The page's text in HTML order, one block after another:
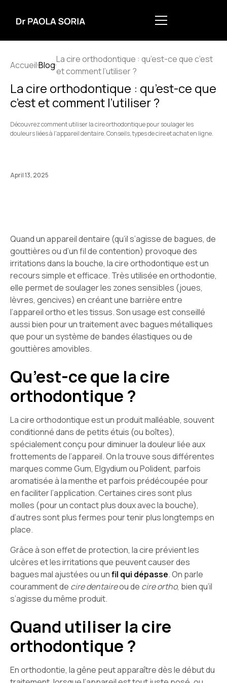
AccueilBlog
La cire orthodontique : qu’est-ce que c’est
et comment l’utiliser ?
La cire orthodontique : qu’est-ce que
c’est et comment l’utiliser ?
Découvrez comment utiliser la cire orthodontique pour soulager les
douleurs liées à l'appareil dentaire. Conseils, types de cire et achat en ligne.
April 13, 2025
Quand un appareil dentaire (qu’il s’agisse de bagues, de
gouttières ou d’un fil de contention) provoque des
irritations dans la bouche, la cire orthodontique est un
recours simple et efficace. Très utilisée en orthodontie,
elle permet de soulager les zones sensibles (joues,
lèvres, gencives) en créant une barrière entre
l’appareil ortho et les tissus. Son usage est conseillé
aussi bien pour un traitement avec bagues métalliques
que pour un système de bandes élastiques ou de
gouttières amovibles.
Qu’est-ce que la cire
orthodontique ?
La cire orthodontique est un produit malléable, souvent
conditionné dans de petits étuis (ou boîtes),
spécialement conçu pour diminuer la douleur liée aux
frottements de l’appareil. On la trouve sous différentes
marques comme Gum, Elgydium ou Polident, parfois
aromatisée à la menthe et parfois prédécoupée pour
en faciliter l’application. Certaines cires sont plus
molles (pour un contact plus doux avec la bouche),
d’autres sont plus fermes pour tenir plus longtemps en
place.
Grâce à son effet de protection, la cire prévient les
ulcères et les irritations que peuvent causer des
bagues mal ajustées ou unfil qui dépasse. On parle
couramment de cire dentaireou de cire ortho, bien qu’il
s’agisse du même produit.
Quand utiliser la cire
orthodontique ?
En orthodontie, la gêne peut apparaître dès le début du